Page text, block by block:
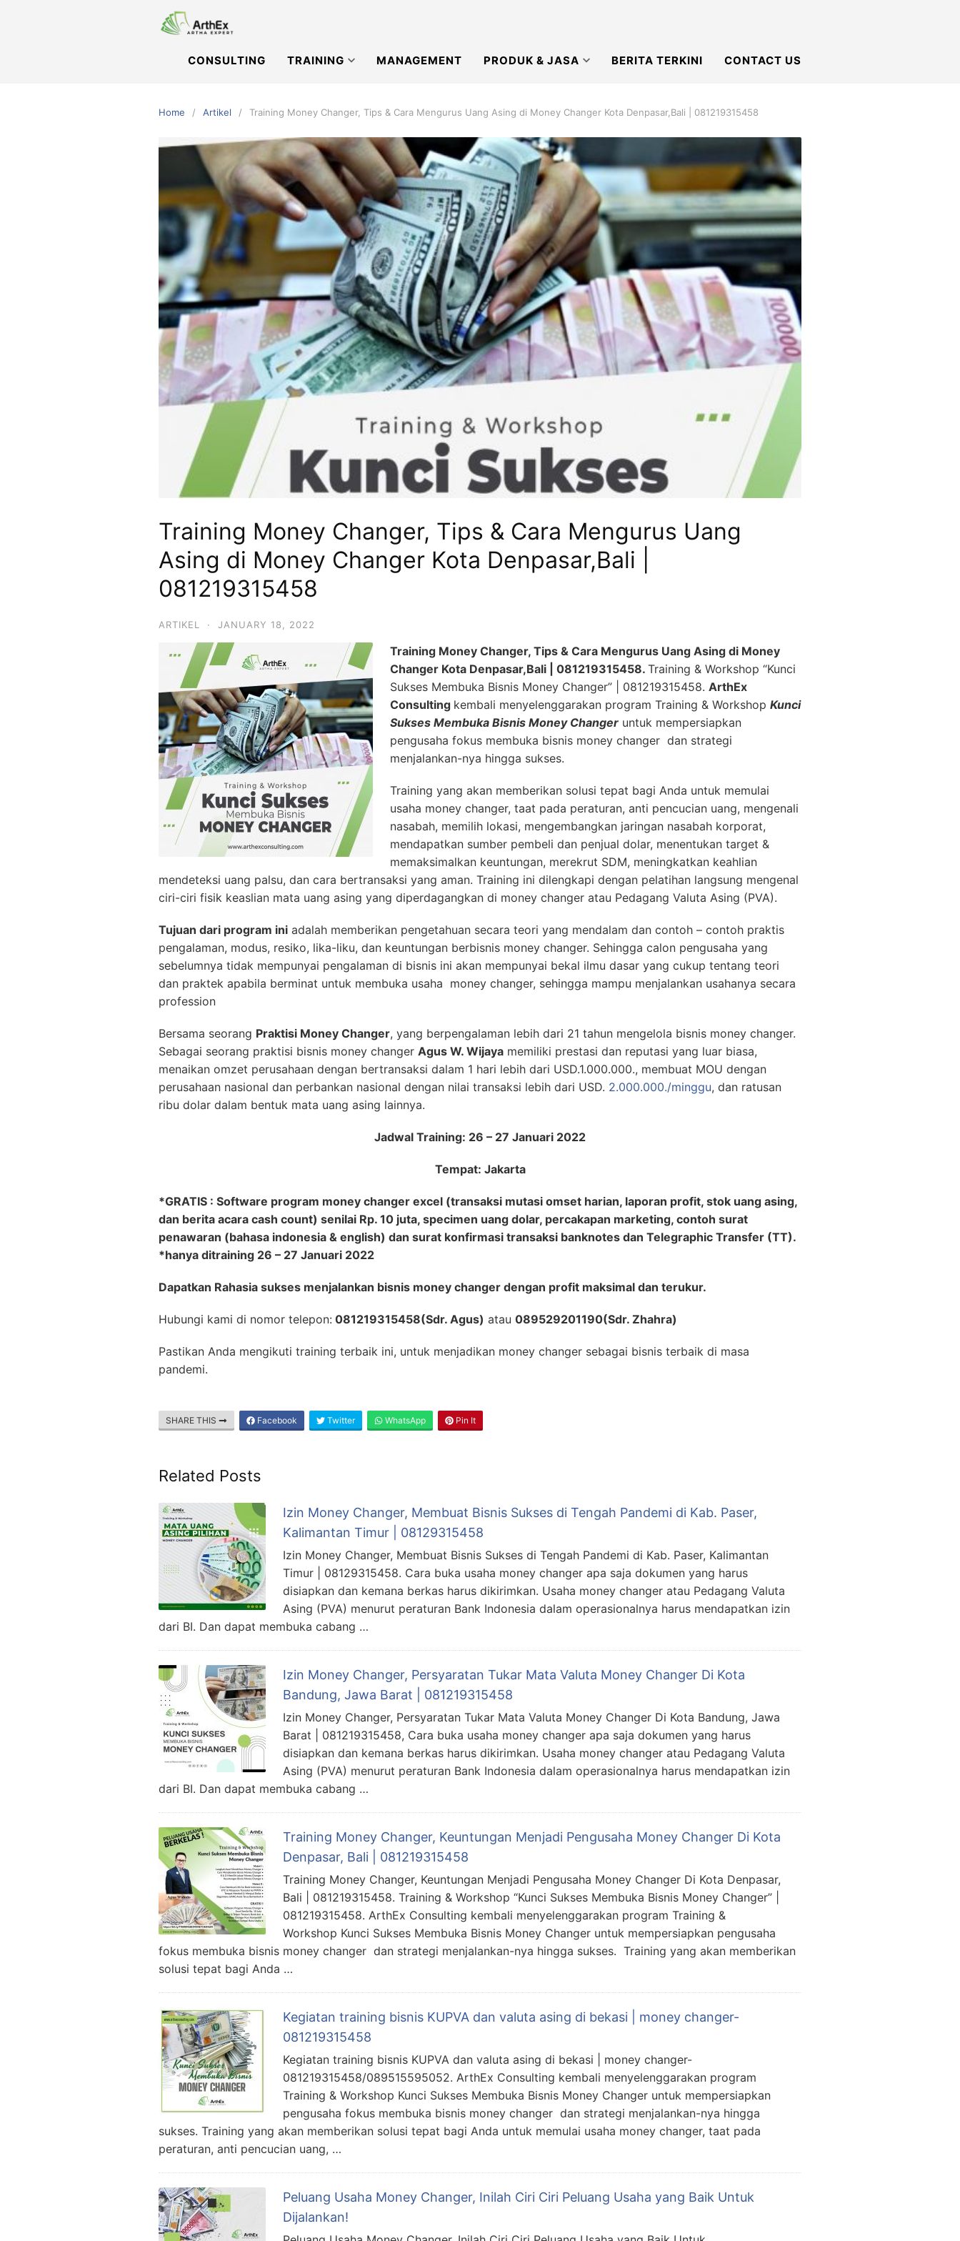
CONSULTING TRAINING MANAGEMENT PRODUK & JASA BERITA TERKINI CONTACT US
Home Artikel Training Money Changer, Tips & Cara Mengurus Uang Asing di Money Changer Kota Denpasar,Bali | 081219315458
Training Money Changer, Tips & Cara Mengurus Uang
Asing di Money Changer Kota Denpasar,Bali |
081219315458
ARTIKEL · JANUARY 18, 2022
Training Money Changer, Tips & Cara Mengurus Uang Asing di Money
Changer Kota Denpasar,Bali | 081219315458. Training & Workshop “Kunci
Sukses Membuka Bisnis Money Changer” | 081219315458. ArthEx
Consulting kembali menyelenggarakan program Training & Workshop Kunci
Sukses Membuka Bisnis Money Changer untuk mempersiapkan
pengusaha fokus membuka bisnis money changer dan strategi
menjalankan-nya hingga sukses.
Training yang akan memberikan solusi tepat bagi Anda untuk memulai
usaha money changer, taat pada peraturan, anti pencucian uang, mengenali
nasabah, memilih lokasi, mengembangkan jaringan nasabah korporat,
mendapatkan sumber pembeli dan penjual dolar, menentukan target &
memaksimalkan keuntungan, merekrut SDM, meningkatkan keahlian
mendeteksi uang palsu, dan cara bertransaksi yang aman. Training ini dilengkapi dengan pelatihan langsung mengenal
ciri-ciri fisik keaslian mata uang asing yang diperdagangkan di money changer atau Pedagang Valuta Asing (PVA).
Tujuan dari program ini adalah memberikan pengetahuan secara teori yang mendalam dan contoh – contoh praktis
pengalaman, modus, resiko, lika-liku, dan keuntungan berbisnis money changer. Sehingga calon pengusaha yang
sebelumnya tidak mempunyai pengalaman di bisnis ini akan mempunyai bekal ilmu dasar yang cukup tentang teori
dan praktek apabila berminat untuk membuka usaha money changer, sehingga mampu menjalankan usahanya secara
profession
Bersama seorang Praktisi Money Changer, yang berpengalaman lebih dari 21 tahun mengelola bisnis money changer.
Sebagai seorang praktisi bisnis money changer Agus W. Wijaya memiliki prestasi dan reputasi yang luar biasa,
menaikan omzet perusahaan dengan bertransaksi dalam 1 hari lebih dari USD.1.000.000., membuat MOU dengan
perusahaan nasional dan perbankan nasional dengan nilai transaksi lebih dari USD. 2.000.000./minggu, dan ratusan
ribu dolar dalam bentuk mata uang asing lainnya.
Jadwal Training: 26 – 27 Januari 2022
Tempat: Jakarta
*GRATIS : Software program money changer excel (transaksi mutasi omset harian, laporan profit, stok uang asing,
dan berita acara cash count) senilai Rp. 10 juta, specimen uang dolar, percakapan marketing, contoh surat
penawaran (bahasa indonesia & english) dan surat konfirmasi transaksi banknotes dan Telegraphic Transfer (TT).
*hanya ditraining 26 – 27 Januari 2022
Dapatkan Rahasia sukses menjalankan bisnis money changer dengan profit maksimal dan terukur.
Hubungi kami di nomor telepon: 081219315458(Sdr. Agus) atau 089529201190(Sdr. Zhahra)
Pastikan Anda mengikuti training terbaik ini, untuk menjadikan money changer sebagai bisnis terbaik di masa
pandemi.
SHARE THIS Facebook Twitter WhatsApp Pin It
Related Posts
Izin Money Changer, Membuat Bisnis Sukses di Tengah Pandemi di Kab. Paser,
Kalimantan Timur | 08129315458
Izin Money Changer, Membuat Bisnis Sukses di Tengah Pandemi di Kab. Paser, Kalimantan
Timur | 08129315458. Cara buka usaha money changer apa saja dokumen yang harus
disiapkan dan kemana berkas harus dikirimkan. Usaha money changer atau Pedagang Valuta
Asing (PVA) menurut peraturan Bank Indonesia dalam operasionalnya harus mendapatkan izin
dari BI. Dan dapat membuka cabang …
Izin Money Changer, Persyaratan Tukar Mata Valuta Money Changer Di Kota
Bandung, Jawa Barat | 081219315458
Izin Money Changer, Persyaratan Tukar Mata Valuta Money Changer Di Kota Bandung, Jawa
Barat | 081219315458, Cara buka usaha money changer apa saja dokumen yang harus
disiapkan dan kemana berkas harus dikirimkan. Usaha money changer atau Pedagang Valuta
Asing (PVA) menurut peraturan Bank Indonesia dalam operasionalnya harus mendapatkan izin
dari BI. Dan dapat membuka cabang …
Training Money Changer, Keuntungan Menjadi Pengusaha Money Changer Di Kota
Denpasar, Bali | 081219315458
Training Money Changer, Keuntungan Menjadi Pengusaha Money Changer Di Kota Denpasar,
Bali | 081219315458. Training & Workshop “Kunci Sukses Membuka Bisnis Money Changer” |
081219315458. ArthEx Consulting kembali menyelenggarakan program Training &
Workshop Kunci Sukses Membuka Bisnis Money Changer untuk mempersiapkan pengusaha
fokus membuka bisnis money changer dan strategi menjalankan-nya hingga sukses. Training yang akan memberikan
solusi tepat bagi Anda …
Kegiatan training bisnis KUPVA dan valuta asing di bekasi | money changer-
081219315458
Kegiatan training bisnis KUPVA dan valuta asing di bekasi | money changer-
081219315458/089515595052. ArthEx Consulting kembali menyelenggarakan program
Training & Workshop Kunci Sukses Membuka Bisnis Money Changer untuk mempersiapkan
pengusaha fokus membuka bisnis money changer dan strategi menjalankan-nya hingga
sukses. Training yang akan memberikan solusi tepat bagi Anda untuk memulai usaha money changer, taat pada
peraturan, anti pencucian uang, …
Peluang Usaha Money Changer, Inilah Ciri Ciri Peluang Usaha yang Baik Untuk
Dijalankan!